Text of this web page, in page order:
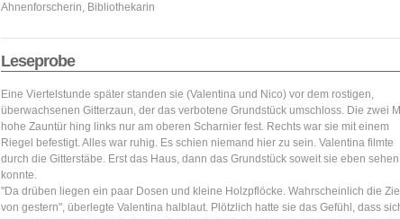
Ahnenforscherin, Bibliothekarin
Leseprobe
Eine Viertelstunde später standen sie (Valentina und Nico) vor dem rostigen,
überwachsenen Gitterzaun, der das verbotene Grundstück umschloss. Die zwei
hohe Zauntür hing links nur am oberen Scharnier fest. Rechts war sie mit einem
Riegel befestigt. Alles war ruhig. Es schien niemand hier zu sein. Valentina filmte
durch die Gitterstäbe. Erst das Haus, dann das Grundstück soweit sie eben sehen
konnte.
"Da drüben liegen ein paar Dosen und kleine Holzpfl­öcke. Wahrscheinlich die
von gestern", überlegte Valentina halblaut. Plötzlich hatte sie das Gefühl, dass